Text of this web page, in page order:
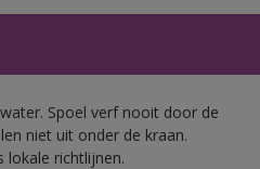
Spoel verf nooit door de
niet uit onder de kraan.
lokale richtlijnen.